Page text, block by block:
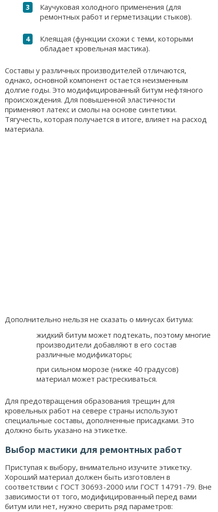
Каучуковая холодного применения (для
ремонтных работ и герметизации стыков).
Клеящая (функции схожи с теми, которыми
обладает кровельная мастика).
Составы у различных производителей отличаются,
однако, основной компонент остается неизменным
долгие годы. Это модифицированный битум нефтяного
происхождения. Для повышенной эластичности
применяют латекс и смолы на основе синтетики.
Тягучесть, которая получается в итоге, влияет на расход
материала.
Дополнительно нельзя не сказать о минусах битума:
жидкий битум может подтекать, поэтому многие
производители добавляют в его состав
различные модификаторы;
при сильном морозе (ниже 40 градусов)
материал может растрескиваться.
Для предотвращения образования трещин для
кровельных работ на севере страны используют
специальные составы, дополненные присадками. Это
должно быть указано на этикетке.
Выбор мастики для ремонтных работ
Приступая к выбору, внимательно изучите этикетку.
Хороший материал должен быть изготовлен в
соответствии с ГОСТ 30693-2000 или ГОСТ 14791-79. Вне
зависимости от того, модифицированный перед вами
битум или нет, нужно сверить ряд параметров: